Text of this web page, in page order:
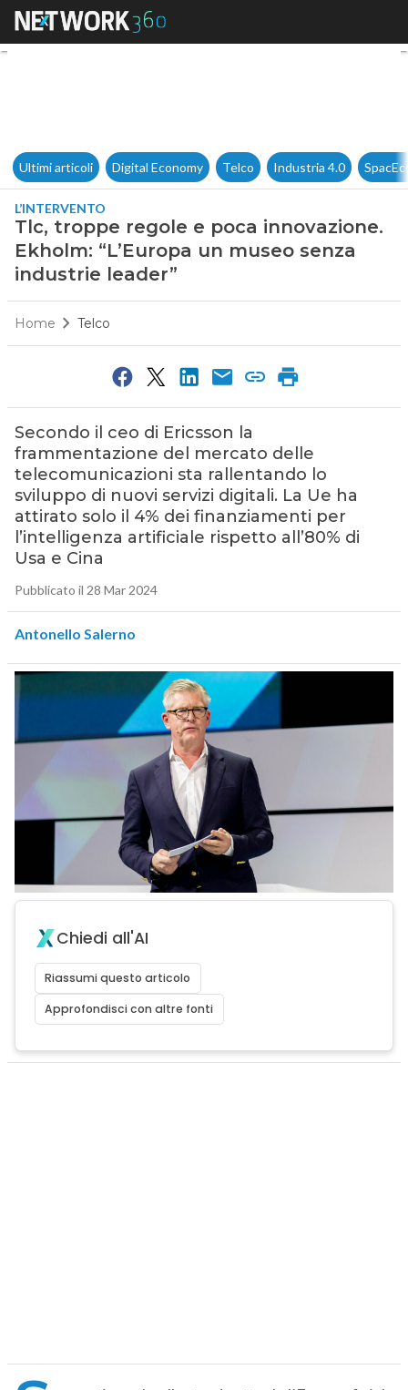
Tlc, troppe regole e poca
Ultimi articoli Digital Economy Telco Industria 4.0
L’INTERVENTO
Tlc, troppe regole e poca innovazione.
Ekholm: “L’Europa un museo senza
industrie leader”
Home Telco
Secondo il ceo di Ericsson la
frammentazione del mercato delle
telecomunicazioni sta rallentando lo
sviluppo di nuovi servizi digitali. La Ue ha
attirato solo il 4% dei finanziamenti per
l’intelligenza artificiale rispetto all’80% di
Usa e Cina
Pubblicato il 28 Mar 2024
Antonello Salerno
Chiedi all'AI
Riassumi questo articolo
Approfondisci con altre fonti